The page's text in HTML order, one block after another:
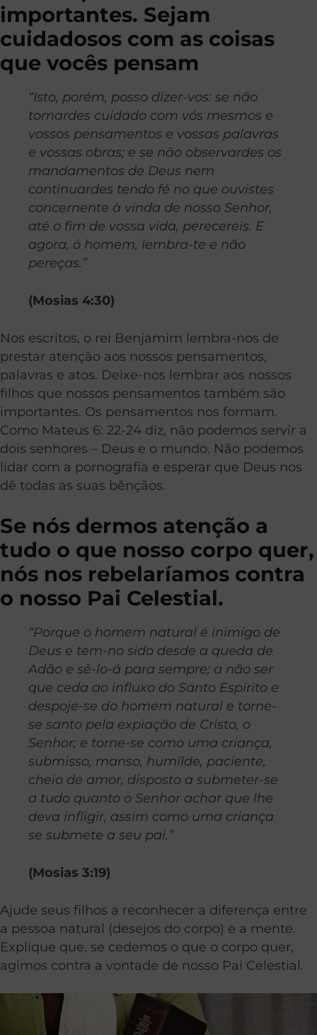
importantes. Sejam
cuidadosos com as coisas
que vocês pensam
“Isto, porém, posso dizer-vos: se não
tomardes cuidado com vós mesmos e
vossos pensamentos e vossas palavras
e vossas obras; e se não observardes os
mandamentos de Deus nem
continuardes tendo fé no que ouvistes
concernente à vinda de nosso Senhor,
até o fim de vossa vida, perecereis. E
agora, ó homem, lembra-te e não
pereças.”
(Mosias 4:30)
Nos escritos, o rei Benjamim lembra-nos de
prestar atenção aos nossos pensamentos,
palavras e atos. Deixe-nos lembrar aos nossos
filhos que nossos pensamentos também são
importantes. Os pensamentos nos formam.
Como Mateus 6: 22-24 diz, não podemos servir a
dois senhores – Deus e o mundo. Não podemos
lidar com a pornografia e esperar que Deus nos
dê todas as suas bênçãos.
Se nós dermos atenção a
tudo o que nosso corpo quer,
nós nos rebelaríamos contra
o nosso Pai Celestial.
“Porque o homem natural é inimigo de
Deus e tem-no sido desde a queda de
Adão e sê-lo-á para sempre; a não ser
que ceda ao influxo do Santo Espírito e
despoje-se do homem natural e torne-
se santo pela expiação de Cristo, o
Senhor; e torne-se como uma criança,
submisso, manso, humilde, paciente,
cheio de amor, disposto a submeter-se
a tudo quanto o Senhor achar que lhe
deva infligir, assim como uma criança
se submete a seu pai.”
(Mosias 3:19)
Ajude seus filhos a reconhecer a diferença entre
a pessoa natural (desejos do corpo) e a mente.
Explique que, se cedemos o que o corpo quer,
agimos contra a vontade de nosso Pai Celestial.